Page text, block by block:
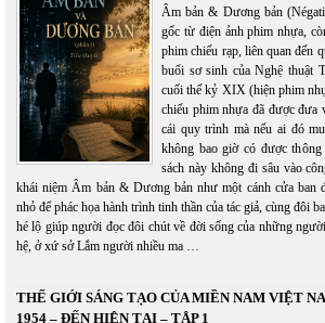
Âm bản & Dương bản
gốc từ điện ảnh phim nhựa,
phim chiếu rạp, liên quan đến
buổi sơ sinh của Nghệ thuật
cuối thế kỷ XIX (hiện phim
chiếu phim nhựa đã được đưa
cái quy trình mà nếu ai đó
không bao giờ có được
sách này không đi sâu vào
khái niệm Âm bản & Dương bản như một cánh cửa ban
nhỏ để phác họa hành trình tinh thần của tác giả, cùng đôi
hé lộ giúp người đọc đôi chút về đời sống của những
hệ, ở xứ sở Lắm người nhiều ma …
THẾ GIỚI SÁNG TẠO CỦA MIỀN NAM VIỆT
1954 – ĐẾN HIỆN TẠI – TẬP 1